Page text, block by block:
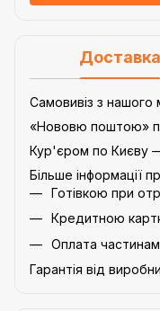
Доставка
Самовивіз з
«Нововю поштою»
Кур'єром по Києву —
Більше інформації
Готівкою при
Кредитною
Оплата
Гарантія від